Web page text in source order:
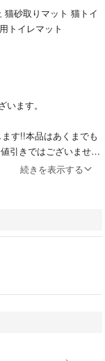
砂取りマット 猫トイ
トイレマット
ます。
す!!本品はあくまでも
引きではございません
検討中の方は、どう
選し、まとめて仕入れ
チェックしてみてくだ
メントください。
続きを表示する